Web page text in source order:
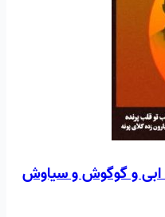
ابی و گوگوش و سیاوش